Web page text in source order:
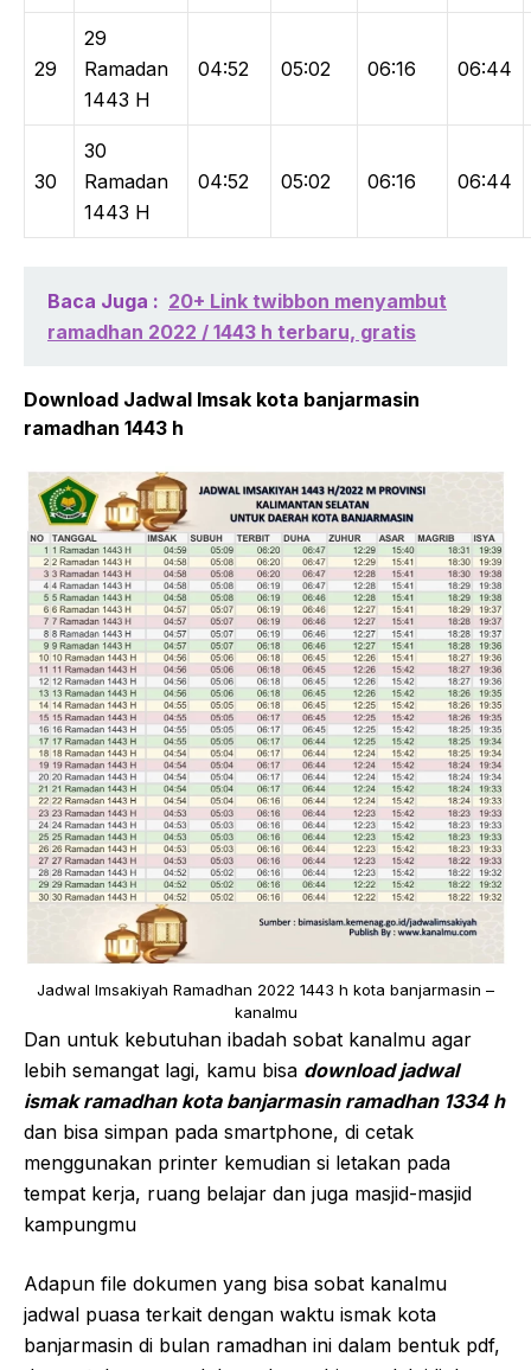
29
29
Ramadan
1443 H
04:52 05:02 06:16 06:44
30
30
Ramadan
1443 H
04:52 05:02 06:16 06:44
Baca Juga : 20+ Link twibbon menyambut
ramadhan 2022 / 1443 h terbaru, gratis
Download Jadwal Imsak kota banjarmasin
ramadhan 1443 h
Jadwal Imsakiyah Ramadhan 2022 1443 h kota banjarmasin –
kanalmu
Dan untuk kebutuhan ibadah sobat kanalmu agar
lebih semangat lagi, kamu bisa download jadwal
ismak ramadhan kota banjarmasin ramadhan 1334 h
dan bisa simpan pada smartphone, di cetak
menggunakan printer kemudian si letakan pada
tempat kerja, ruang belajar dan juga masjid-masjid
kampungmu
Adapun file dokumen yang bisa sobat kanalmu
jadwal puasa terkait dengan waktu ismak kota
banjarmasin di bulan ramadhan ini dalam bentuk pdf,